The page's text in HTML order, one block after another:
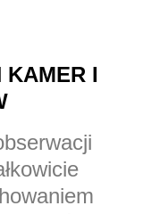
KAMER I